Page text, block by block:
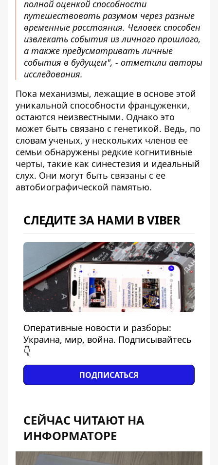
полной оценкой способности
путешествовать разумом через разные
временные расстояния. Человек способен
извлекать события из личного прошлого,
а также предусматривать личные
события в будущем", - отметили авторы
исследования.
Пока механизмы, лежащие в основе этой
уникальной способности француженки,
остаются неизвестными. Однако это
может быть связано с генетикой. Ведь, по
словам ученых, у нескольких членов ее
семьи обнаружены редкие когнитивные
черты, такие как синестезия и идеальный
слух. Они могут быть связаны с ее
автобиографической памятью.
СЛЕДИТЕ ЗА НАМИ В VIBER
Оперативные новости и разборы:
Украина, мир, война. Подписывайтесь
👇
ПОДПИСАТЬСЯ
СЕЙЧАС ЧИТАЮТ НА
ИНФОРМАТОРЕ